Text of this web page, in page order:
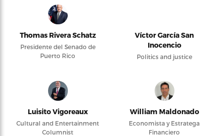
Thomas Rivera Schatz
Presidente del Senado de
Puerto Rico
Víctor García San
Inocencio
Politics and justice
Luisito Vigoreaux
Cultural and Entertainment
Columnist
William Maldonado
Economista y Estratega
Financiero